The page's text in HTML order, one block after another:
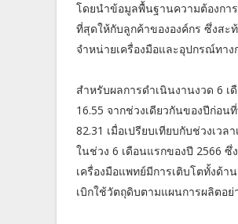
โดยนำข้อมูลพื้นฐานความต้องก
ที่สุดให้กับลูกค้าขององค์กร ซึ่งสะ
จำหน่ายเครื่องมือและอุปกรณ์ทา
สำหรับผลการดำเนินงานงวด 6
16.55 จากช่วงเดียวกันของปีก่อ
82.31 เมื่อเปรียบเทียบกับช่วงเว
ในช่วง 6 เดือนแรกของปี 2566
เครื่องมือแพทย์มีการเติบโตทั้งด้
เบิกใช้วัตถุดิบตามแผนการผลิตอย่